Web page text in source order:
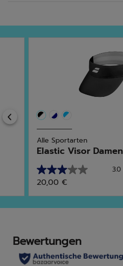
Previous
Alle Sportarten
Elastic Visor Damen
3.0
3.0
von
5
Sternen.
Bewertungen
20,00 €